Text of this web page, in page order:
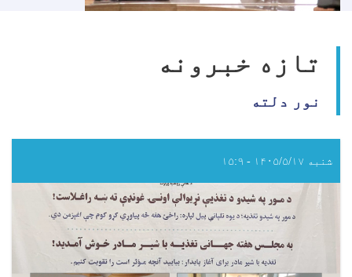
تازه خبرونه
نور دلته
شنبه ۱۴۰۵/۵/۱۷ - ۱۵:۹